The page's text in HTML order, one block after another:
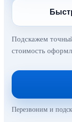
Подскажем
стоимость
Перезвоним и